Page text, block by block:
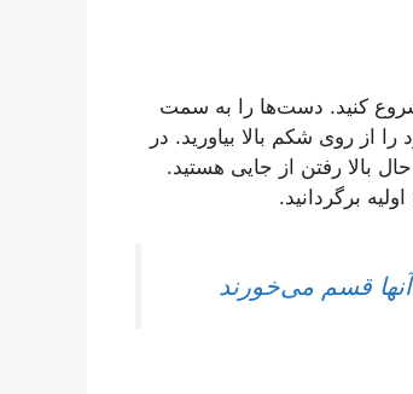
کنید. دست‌ها را به سمت
از روی شکم بالا بیاورید. در
بالا رفتن از جایی هستید.
برگردانید.